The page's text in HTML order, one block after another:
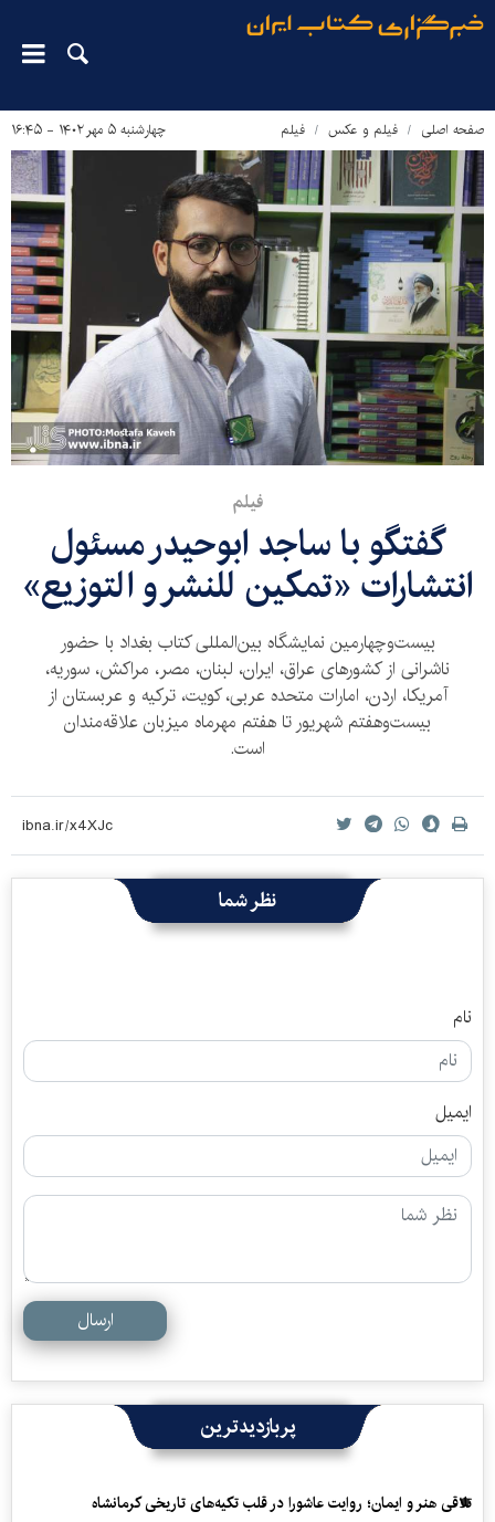
صفحه اصلی فیلم و عکس فیلم چهارشنبه ۵ مهر ۱۴۰۲ - ۱۶:۴۵
فیلم
گفتگو با ساجد ابوحیدر مسئول
انتشارات «تمکین للنشر و التوزیع»
بیست‌و‌چهارمین نمایشگاه بین‌المللی کتاب بغداد با حضور
ناشرانی از کشورهای عراق، ایران، لبنان، مصر، مراکش، سوریه،
آمریکا، اردن، امارات متحده عربی، کویت، ترکیه و عربستان از
بیست‌وهفتم شهریور تا هفتم مهرماه میزبان علاقه‌مندان
است.
نظر شما
نام
ایمیل
ارسال
پربازدیدترین
تلاقی هنر و ایمان؛ روایت عاشورا در قلب تکیه‌های تاریخی کرمانشاه